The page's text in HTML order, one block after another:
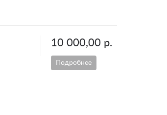
10 000,00 р.
Подробнее